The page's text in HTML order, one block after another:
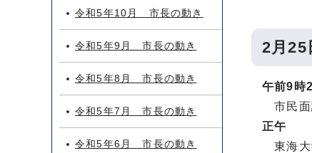
2月25
午前9時
市民面
正午
東海大
令和5年10月 市長の動き
令和5年9月 市長の動き
令和5年8月 市長の動き
令和5年7月 市長の動き
令和5年6月 市長の動き